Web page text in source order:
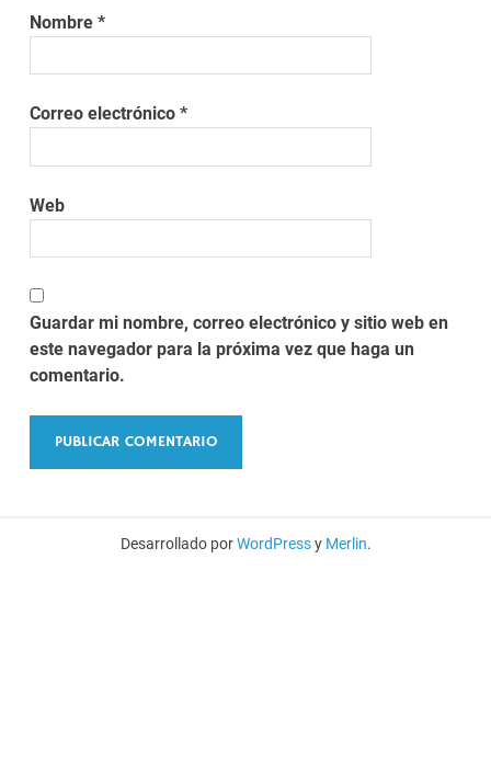
Nombre*
Correo electrónico*
Web
Guardar mi nombre, correo electrónico y sitio web en
este navegador para la próxima vez que haga un
comentario.
Desarrollado porWordPressy Merlin.